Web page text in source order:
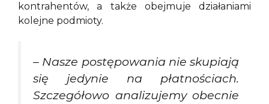
kontrahentów, a także obejmuje działaniami
kolejne podmioty.
– Nasze postępowania nie skupiają
się jedynie na płatnościach.
Szczegółowo analizujemy obecnie